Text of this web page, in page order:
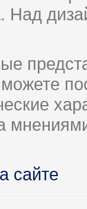
Над
сайте